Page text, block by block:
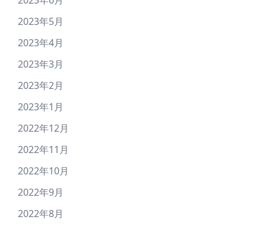
2023年5月
2023年4月
2023年3月
2023年2月
2023年1月
2022年12月
2022年11月
2022年10月
2022年9月
2022年8月